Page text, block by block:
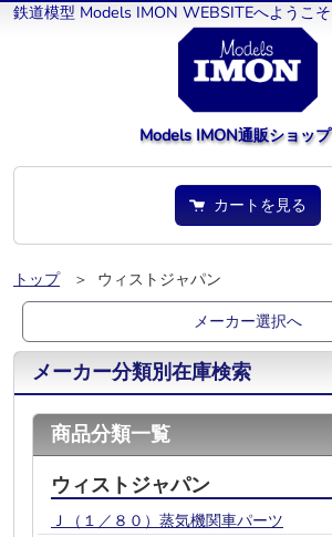
鉄道模型 Models IMON WEBSITEへようこそ
Models IMON通販ショップ
カートを見る
トップ
＞ ウィストジャパン
メーカー選択へ
メーカー分類別在庫検索
商品分類一覧
ウィストジャパン
Ｊ（１／８０）蒸気機関車パーツ